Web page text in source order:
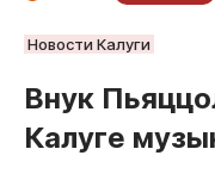
РУБРИКИ
Обнинск
Новости
Статьи
Новости Калуги
Внук
Калуге